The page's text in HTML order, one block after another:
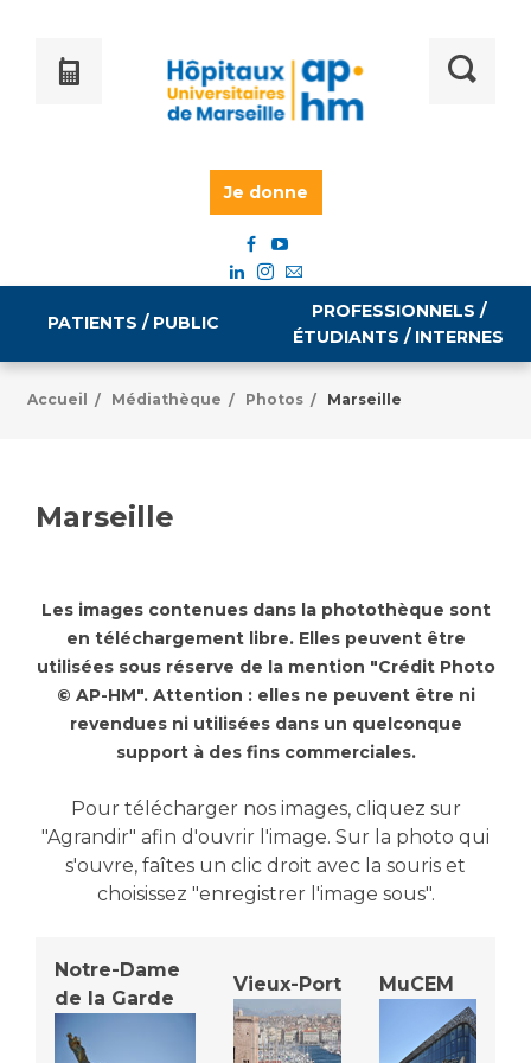
Je donne
PATIENTS / PUBLIC
Tarifs
Vous allez être hospitalisé(e)
Vous avez un examen d'imagerie ou de radiologie
à réaliser
Vous avez une analyse à réaliser
Vous venez en consultation
myaphm, votre espace santé en ligne
Vivre ensemble à l'hôpital
Laïcité et cultes
Les associations
Livret d'accueil
PROFESSIONNELS /
ÉTUDIANTS / INTERNES
Emploi / formation
Emplois administratifs
Emplois médicaux
Espace Formation
Étudiants hospitaliers
Emplois techniques et médico-techniques
Emplois socio-éducatifs
Statuts
Stages paramédicaux
Chercheurs
La recherche clinique à l'AP-HM
Accueil / Médiathèque / Photos / Marseille
Marseille
Les images contenues dans la photothèque sont
en téléchargement libre. Elles peuvent être
utilisées sous réserve de la mention "Crédit Photo
© AP-HM". Attention : elles ne peuvent être ni
revendues ni utilisées dans un quelconque
support à des fins commerciales.
Pour télécharger nos images, cliquez sur
"Agrandir" afin d'ouvrir l'image. Sur la photo qui
s'ouvre, faîtes un clic droit avec la souris et
choisissez "enregistrer l'image sous".
Notre-Dame
de la Garde
Vieux-Port MuCEM